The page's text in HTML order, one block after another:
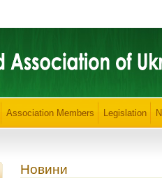
Association Members Legislation
Новини